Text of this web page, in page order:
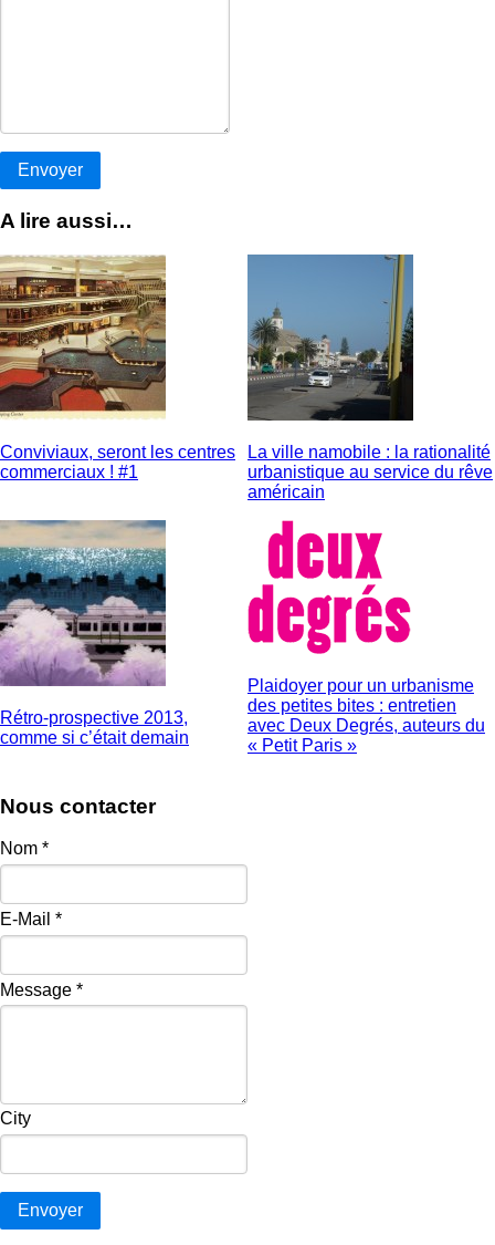
A lire aussi…
Conviviaux, seront les centres
commerciaux ! #1
La ville namobile : la rationalité
urbanistique au service du rêve
américain
Rétro-prospective 2013,
comme si c’était demain
Plaidoyer pour un urbanisme
des petites bites : entretien
avec Deux Degrés, auteurs du
« Petit Paris »
Nous contacter
Nom *
E-Mail *
Message *
City
Envoyer